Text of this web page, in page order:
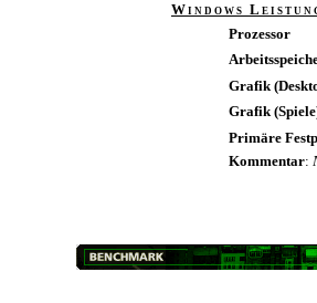
Windows
Prozessor
Grafik
Grafik
Primäre
Kommentar: